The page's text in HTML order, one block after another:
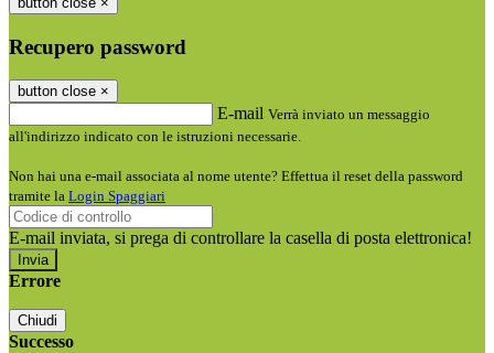
Recupero password
button close ×
E-mail Verrà inviato un messaggio
all'indirizzo indicato con le istruzioni necessarie.
Non hai una e-mail associata al nome utente? Effettua il reset della password
tramite la Login Spaggiari
E-mail inviata, si prega di controllare la casella di posta elettronica!
Errore
Chiudi
Successo